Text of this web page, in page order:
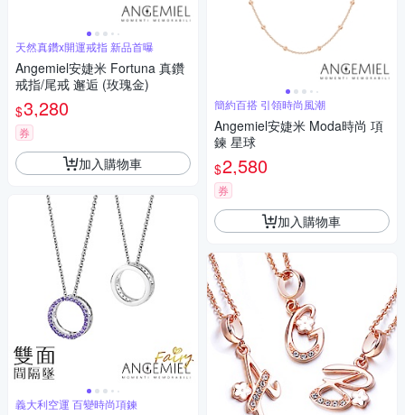
天然真鑽x開運戒指 新品首曝
Angemiel安婕米 Fortuna 真鑽
戒指/尾戒 邂逅 (玫瑰金)
$3,280
券
加入購物車
義大利空運 百變時尚項鍊
簡約百搭 引領時尚風潮
Angemiel安婕米 Moda時尚 項
鍊 星球
$2,580
券
加入購物車